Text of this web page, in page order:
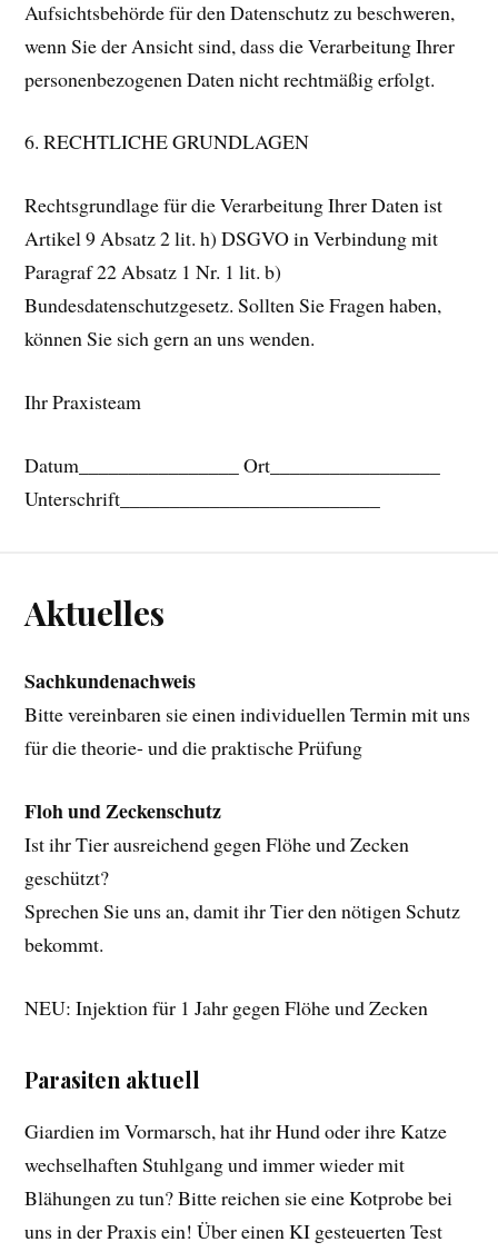
Aufsichtsbehörde für den Datenschutz zu beschweren,
wenn Sie der Ansicht sind, dass die Verarbeitung Ihrer
personenbezogenen Daten nicht rechtmäßig erfolgt.
6. RECHTLICHE GRUNDLAGEN
Rechtsgrundlage für die Verarbeitung Ihrer Daten ist
Artikel 9 Absatz 2 lit. h) DSGVO in Verbindung mit
Paragraf 22 Absatz 1 Nr. 1 lit. b)
Bundesdatenschutzgesetz. Sollten Sie Fragen haben,
können Sie sich gern an uns wenden.
Ihr Praxisteam
Datum________________ Ort_________________
Unterschrift__________________________
Aktuelles
Sachkundenachweis
Bitte vereinbaren sie einen individuellen Termin mit uns
für die theorie- und die praktische Prüfung
Floh und Zeckenschutz
Ist ihr Tier ausreichend gegen Flöhe und Zecken
geschützt?
Sprechen Sie uns an, damit ihr Tier den nötigen Schutz
bekommt.
NEU: Injektion für 1 Jahr gegen Flöhe und Zecken
Parasiten aktuell
Giardien im Vormarsch, hat ihr Hund oder ihre Katze
wechselhaften Stuhlgang und immer wieder mit
Blähungen zu tun? Bitte reichen sie eine Kotprobe bei
uns in der Praxis ein! Über einen KI gesteuerten Test